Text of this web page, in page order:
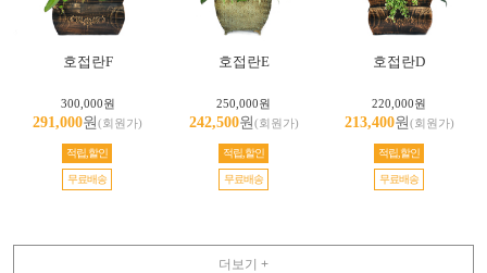
호접란F
300,000원
291,000원(회원가)
적립,할인
무료배송
호접란E
250,000원
242,500원(회원가)
적립,할인
무료배송
호접란D
220,000원
213,400원(회원가)
적립,할인
무료배송
더보기 +